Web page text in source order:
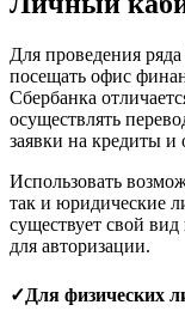
Для проведения
посещать офис
Сбербанка
осуществлять
заявки на кредиты и
Использовать
так и юридические
существует свой
для авторизации.
✓Для физических